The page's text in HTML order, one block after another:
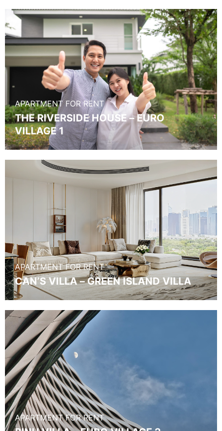
APARTMENT FOR RENT
THE RIVERSIDE HOUSE – EURO
VILLAGE 1
APARTMENT FOR RENT
CAN’S VILLA – GREEN ISLAND VILLA
APARTMENT FOR RENT